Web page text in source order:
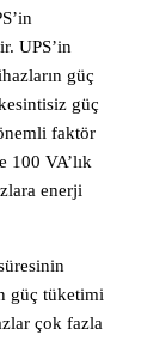
UPS’in
güç
güç
faktör
100 VA’lık
enerji
güç tüketimi
çok fazla